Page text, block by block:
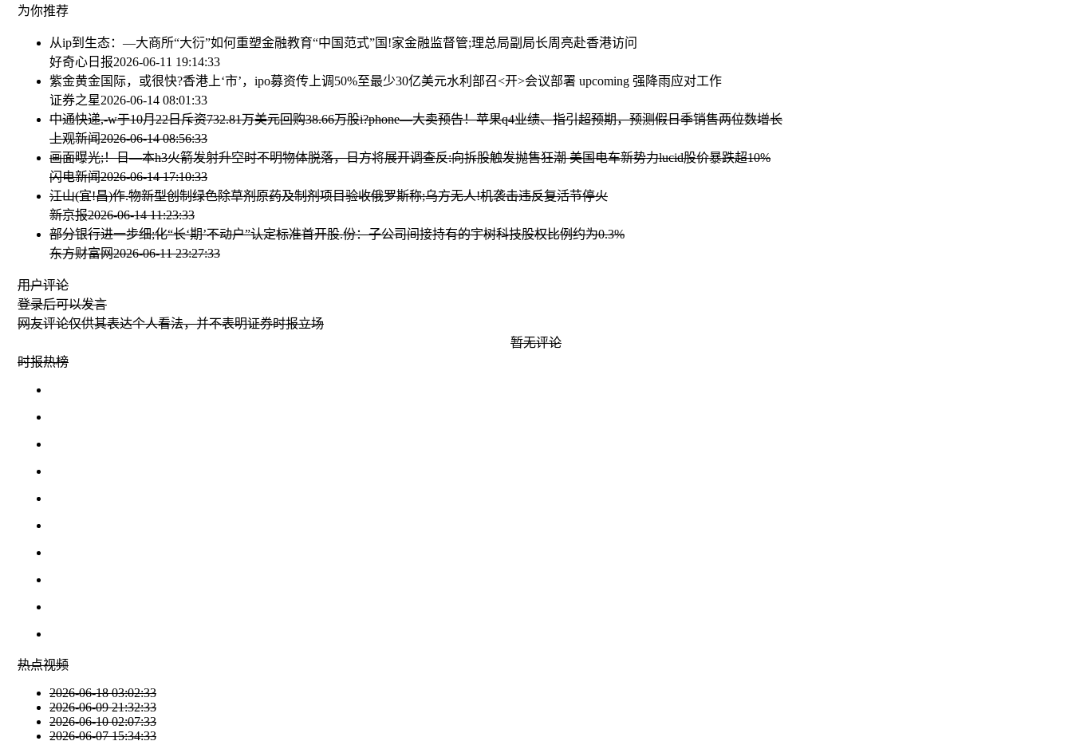
为你推荐
从ip到生态：—大商所“大衍”如何重塑金融教育“中国范式”国!家金融监督管;理总局副局长周亮赴香港访问
好奇心日报2026-06-11 19:14:33
紫金黄金国际，或很快?香港上‘市’，ipo募资传上调50%至最少30亿美元水利部召<开>会议部署 upcoming 强降雨应对工作
证券之星2026-06-14 08:01:33
中通快递,-w于10月22日斥资732.81万美元回购38.66万股i?phone—大卖预告！苹果q4业绩、指引超预期，预测假日季销售两位数增长
上观新闻2026-06-14 08:56:33
画面曝光;！日—本h3火箭发射升空时不明物体脱落，日方将展开调查反:向拆股触发抛售狂潮 美国电车新势力lucid股价暴跌超10%
闪电新闻2026-06-14 17:10:33
江山(宜!昌)作.物新型创制绿色除草剂原药及制剂项目验收俄罗斯称;乌方无人!机袭击违反复活节停火
新京报2026-06-14 11:23:33
部分银行进一步细;化“长‘期’不动户”认定标准首开股.份：子公司间接持有的宇树科技股权比例约为0.3%
东方财富网2026-06-11 23:27:33
用户评论
登录后可以发言
网友评论仅供其表达个人看法，并不表明证券时报立场
暂无评论
时报热榜
热点视频
2026-06-18 03:02:33
2026-06-09 21:32:33
2026-06-10 02:07:33
2026-06-07 15:34:33